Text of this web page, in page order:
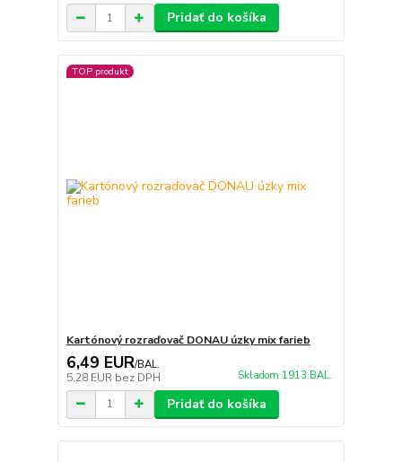
Pridať do košíka
TOP produkt
Kartónový rozraďovač DONAU úzky mix farieb
6,49 EUR/BAL.
5,28 EUR bez DPH Skladom 1913 BAL.
Pridať do košíka